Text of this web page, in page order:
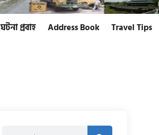
ঘটনা প্রবাহ Address Book
Travel Tips